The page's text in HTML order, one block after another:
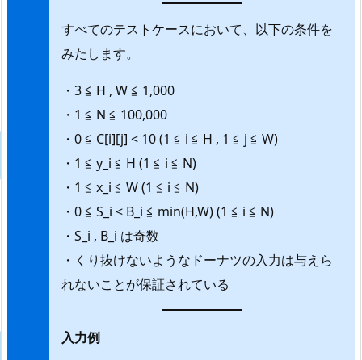
すべてのテストケースにおいて、以下の条件を
みたします。
・3 ≦ H , W ≦ 1,000
・1 ≦ N ≦ 100,000
・0 ≦ C[i][j] < 10 (1 ≦ i ≦ H , 1 ≦ j ≦ W)
・1 ≦ y_i ≦ H (1 ≦ i ≦ N)
・1 ≦ x_i ≦ W (1 ≦ i ≦ N)
・0 ≦ S_i < B_i ≦ min(H,W) (1 ≦ i ≦ N)
・S_i , B_i は奇数
・くり抜けないようなドーナツの入力は与えら
れないことが保証されている
入力例